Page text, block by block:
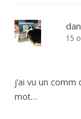
15
j’ai vu un
mot…